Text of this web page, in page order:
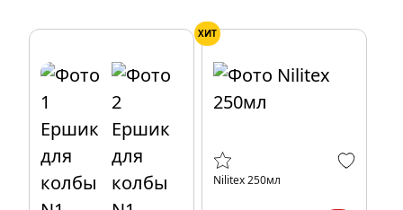
ХИТ
Nilitex 250мл